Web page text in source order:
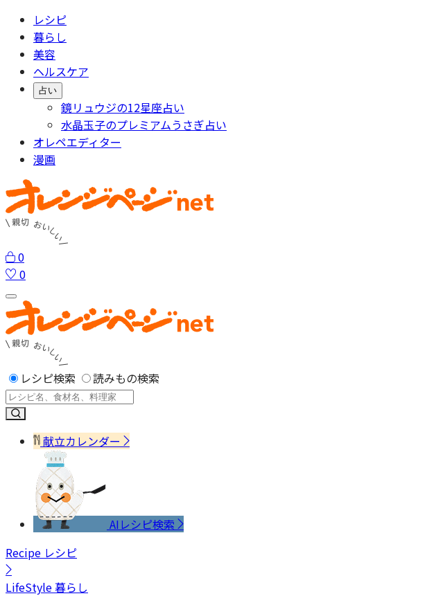
レシピ
暮らし
美容
ヘルスケア
占い
鏡リュウジの12星座占い
水晶玉子のプレミアムうさぎ占い
オレペエディター
漫画
0
0
レシピ検索 読みもの検索
献立カレンダー
AIレシピ検索
Recipe レシピ
LifeStyle暮らし